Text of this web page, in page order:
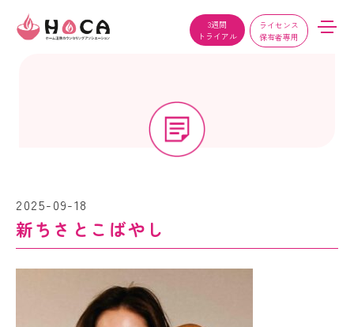
3週間
トライアル
ライセンス
保有者専用
2025-09-18
新ちさとこばやし